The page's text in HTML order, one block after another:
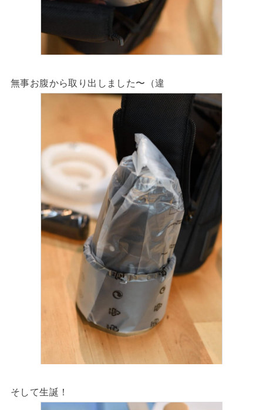
無事お腹から取り出しました〜（違
そして生誕！